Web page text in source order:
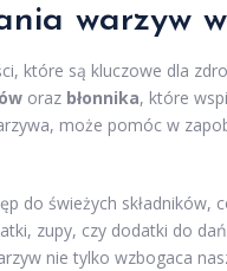
warzyw
które są kluczowe dla
oraz błonnika, które
może pomóc w
do świeżych składników,
zupy, czy dodatki do
nie tylko wzbogaca